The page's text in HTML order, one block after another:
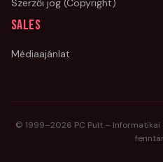
Szerzői jog (Copyright)
Sales
Médiaajánlat
© 1999–2026 PC Pult –